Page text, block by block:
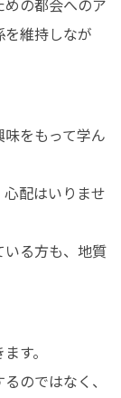
の都会へのア
維持しなが
をもって学ん
配はいりませ
る方も、地質
す。
のではなく、